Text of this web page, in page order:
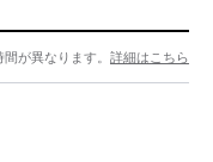
が異なります。 詳細はこちら